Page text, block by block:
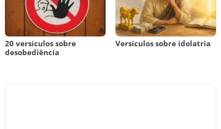
20 versículos sobre
desobediência
Versículos sobre idolatria